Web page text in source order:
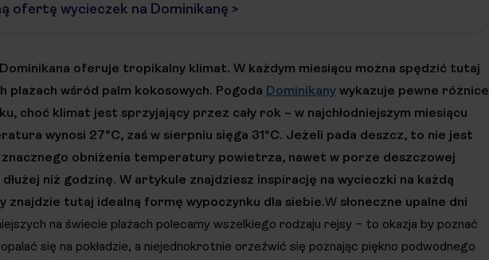
ofertę wycieczek na Dominikanę >
oferuje tropikalny klimat. W każdym miesiącu można spędzić tutaj
plażach wśród palm kokosowych. Pogoda Dominikany wykazuje pewne różnice
choć klimat jest sprzyjający przez cały rok – w najchłodniejszym miesiącu
wynosi 27°C, zaś w sierpniu sięga 31°C. Jeżeli pada deszcz, to nie jest
znacznego obniżenia temperatury powietrza, nawet w porze deszczowej
niż godzinę. W artykule znajdziesz inspirację na wycieczki na każdą
znajdzie tutaj idealną formę wypoczynku dla siebie.W słoneczne upalne dni
na świecie plażach polecamy wszelkiego rodzaju rejsy – to okazja by poznać
się na pokładzie, a niejednokrotnie orzeźwić się poznając piękno podwodnego